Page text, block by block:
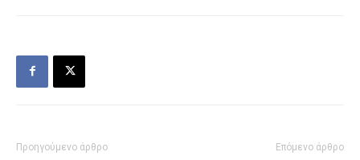
Προηγούμενο άρθρο Επόμενο άρθρο